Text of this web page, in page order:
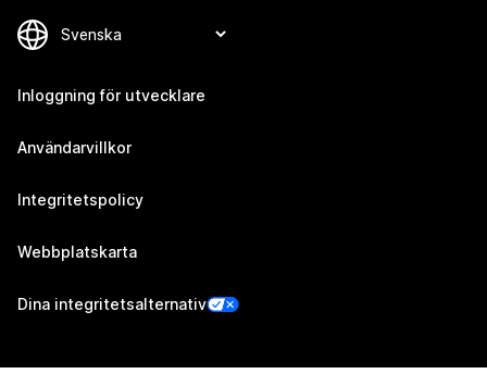
Inloggning för utvecklare
Användarvillkor
Integritetspolicy
Webbplatskarta
Dina integritetsalternativ